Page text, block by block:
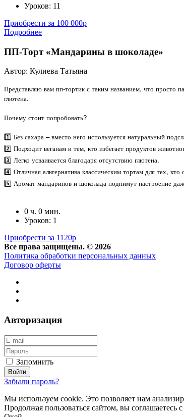
Уроков: 11
Приобрести за 100 000р
Подробнее
ПП-Торт «Мандарины в шоколаде»
Автор: Кулиева Татьяна
Представляю вам пп-тортик с таким названием, что
глютена.
Почему стоит попробовать?
1️⃣ Без сахара – вместо него используется натуральный
2️⃣ Подходит веганам и тем, кто избегает продуктов
3️⃣ Легко усваивается благодаря отсутствию глютена.
4️⃣ Отличная альтернатива классическим тортам для тех,
5️⃣ Аромат мандаринов и шоколада поднимут настроение
0 ч. 0 мин.
Уроков: 1
Приобрести за 1120р
Все права защищены. © 2026
Политика обработки персональных данных
Договор оферты
Авторизация
Запомнить
Забыли пароль?
Мы используем cookie. Это позволяет нам
Продолжая пользоваться сайтом, вы соглашаетесь